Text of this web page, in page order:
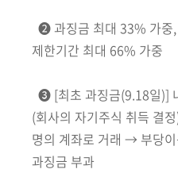
➋ 과징금 최대 33% 가중
제한기간 최대 66% 가중
➌ [최초 과징금(9.18일)]
(회사의 자기주식 취득 결
명의 계좌로 거래 → 부당
과징금 부과